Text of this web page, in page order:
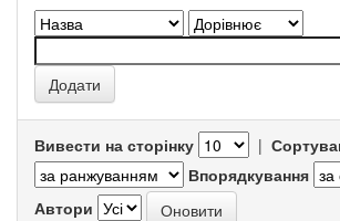
Вивести на сторінку |
Впорядкування
Автори